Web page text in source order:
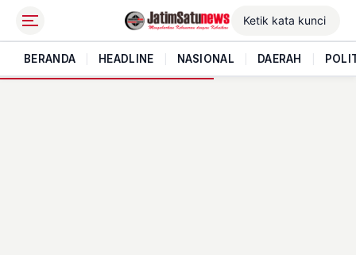
BERANDA HEADLINE NASIONAL DAERAH